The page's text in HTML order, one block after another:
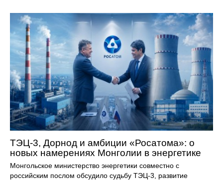
ТЭЦ-3, Дорнод и амбиции «Росатома»: о
новых намерениях Монголии в энергетике
Монгольское министерство энергетики совместно с
российским послом обсудило судьбу ТЭЦ‑3, развитие